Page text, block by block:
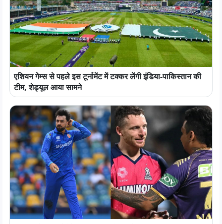
एशियन गेम्स से पहले इस टूर्नामेंट में टक्कर लेंगी इंडिया-पाकिस्तान की
टीम, शेड्यूल आया सामने